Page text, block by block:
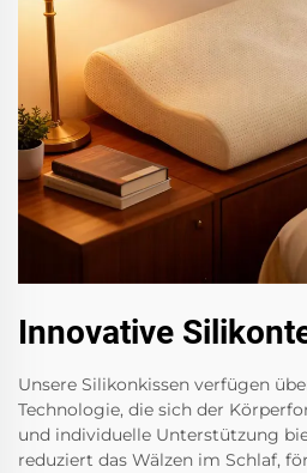
Innovative
Unsere Silikonkissen verfügen
Technologie, die sich der
und individuelle Unterstützung
reduziert das Wälzen im Schlaf,